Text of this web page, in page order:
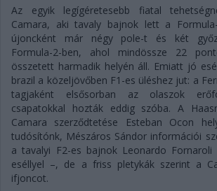
Az egyik legígéretesebb fiatal
Camara, aki tavaly bajnok lett a
újoncként már négy pole-t és két
Formula-2-ben, ahol mindössze 22
összetett harmadik helyén áll. Emiatt jó
brazil a közeljövőben F1-es üléshez jut: a
tagjaként elsősorban az olaszok
csapatokkal hozták eddig szóba. A
Camara szerződtetése Esteban Ocon
tudósítónk, Mészáros Sándor információi
a tavalyi F2-es bajnok Leonardo Fornaroli
eséllyel –, de a friss pletykák szerint a
ifjoncot.